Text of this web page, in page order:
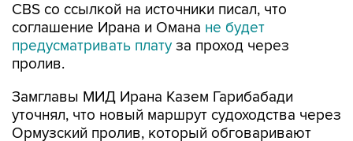
CBS со ссылкой на источники писал, что
соглашение Ирана и Омана не будет
предусматривать плату за проход через
пролив.
Замглавы МИД Ирана Казем Гарибабади
уточнял, что новый маршрут судоходства через
Ормузский пролив, который обговаривают